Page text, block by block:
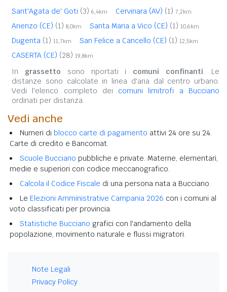
Sant'Agata de' Goti (3) 6,4km Cervinara (AV) (1) 7,2km
Arienzo (CE) (1) 8,0km Santa Maria a Vico (CE) (1) 10,6km
Dugenta (1) 11,7km San Felice a Cancello (CE) (1) 12,5km
CASERTA (CE) (28) 19,8km
In grassetto sono riportati i comuni confinanti. Le
distanze sono calcolate in linea d'aria dal centro urbano.
Vedi l'elenco completo dei comuni limitrofi a Bucciano
ordinati per distanza.
Vedi anche
Numeri di blocco carte di pagamento attivi 24 ore su 24.
Carte di credito e Bancomat.
Scuole Bucciano pubbliche e private. Materne, elementari,
medie e superiori con codice meccanografico.
Calcola il Codice Fiscale di una persona nata a Bucciano.
Le Elezioni Amministrative Campania 2026 con i comuni al
voto classificati per provincia.
Statistiche Bucciano grafici con l'andamento della
popolazione, movimento naturale e flussi migratori.
Note Legali
Privacy Policy